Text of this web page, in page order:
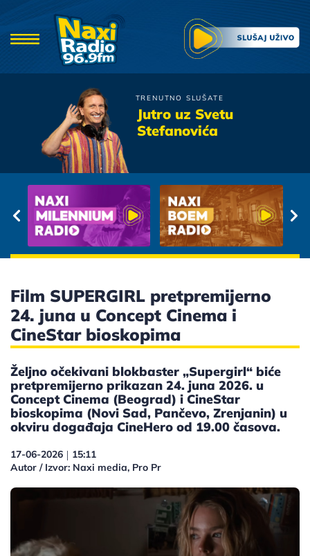
TRENUTNO SLUŠATE
Jutro uz Svetu
Stefanovića
Tijana Bogicevic
Zovi Me Kad Ti Se Place
Film SUPERGIRL pretpremijerno
24. juna u Concept Cinema i
CineStar bioskopima
Željno očekivani blokbaster „Supergirl“ biće
pretpremijerno prikazan 24. juna 2026. u
Concept Cinema (Beograd) i CineStar
bioskopima (Novi Sad, Pančevo, Zrenjanin) u
okviru događaja CineHero od 19.00 časova.
17-06-2026 | 15:11
Autor / Izvor: Naxi media, Pro Pr